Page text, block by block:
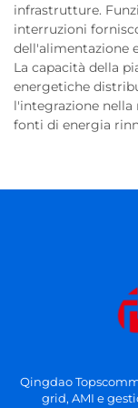
infrastrutture.
interruzioni
dell'alimentazione
La capacità della
energetiche
l'integrazione nella
fonti di energia
Qingdao
grid, AMI e